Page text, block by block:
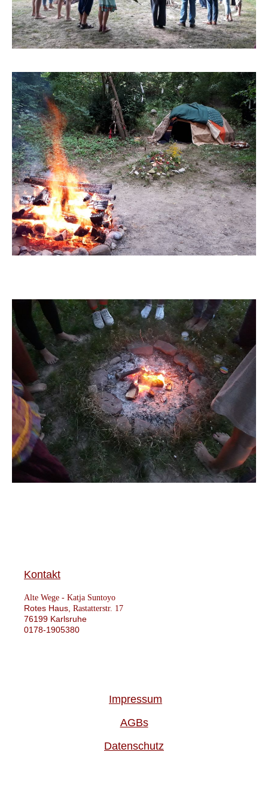
Kontakt
Alte Wege - Katja Suntoyo
Rotes Haus, Rastatterstr. 17
76199 Karlsruhe
0178-1905380
Impressum
AGBs
Datenschutz